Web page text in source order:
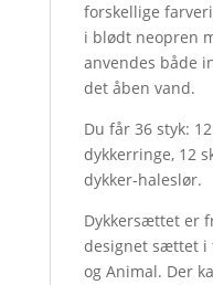
forskellige
i blødt neopren
anvendes både
det åben vand.
Du får 36 styk:
dykkerringe, 12
dykker-haleslør.
Dykkersættet er
designet sættet i
og Animal. Der